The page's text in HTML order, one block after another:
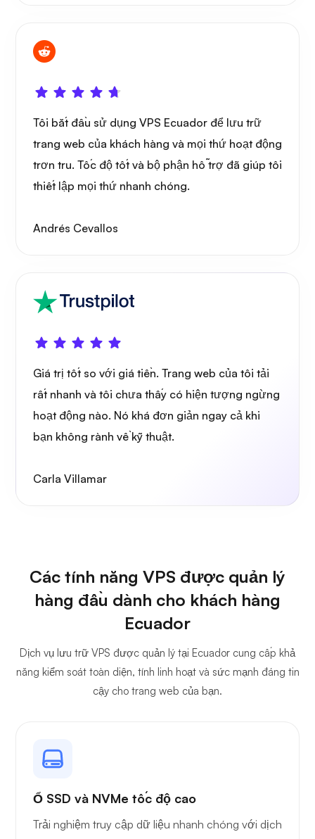
Tôi bắt đầu sử dụng VPS Ecuador để lưu trữ
trang web của khách hàng và mọi thứ hoạt động
trơn tru. Tốc độ tốt và bộ phận hỗ trợ đã giúp tôi
thiết lập mọi thứ nhanh chóng.
Andrés Cevallos
Giá trị tốt so với giá tiền. Trang web của tôi tải
rất nhanh và tôi chưa thấy có hiện tượng ngừng
hoạt động nào. Nó khá đơn giản ngay cả khi
bạn không rành về kỹ thuật.
Carla Villamar
Các tính năng VPS được quản lý
hàng đầu dành cho khách hàng
Ecuador
Dịch vụ lưu trữ VPS được quản lý tại Ecuador cung cấp khả
năng kiểm soát toàn diện, tính linh hoạt và sức mạnh đáng tin
cậy cho trang web của bạn.
Ổ SSD và NVMe tốc độ cao
Trải nghiệm truy cập dữ liệu nhanh chóng với dịch